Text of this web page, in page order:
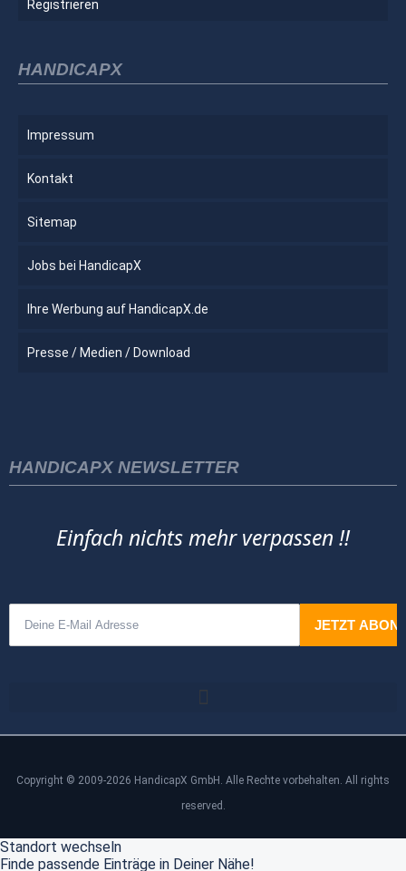
Registrieren
HANDICAPX
Impressum
Kontakt
Sitemap
Jobs bei HandicapX
Ihre Werbung auf HandicapX.de
Presse / Medien / Download
HANDICAPX NEWSLETTER
Einfach nichts mehr verpassen !!
Copyright © 2009-2026 HandicapX GmbH. Alle Rechte vorbehalten. All rights
reserved.
Standort wechseln
Finde passende Einträge in Deiner Nähe!